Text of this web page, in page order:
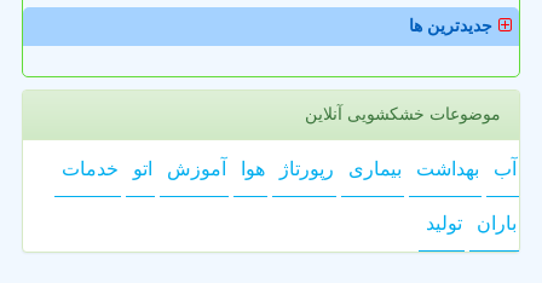
جدیدترین ها
موضوعات خشکشویی آنلاین
آب بهداشت بیماری رپورتاژ هوا آموزش اتو خدمات
باران تولید